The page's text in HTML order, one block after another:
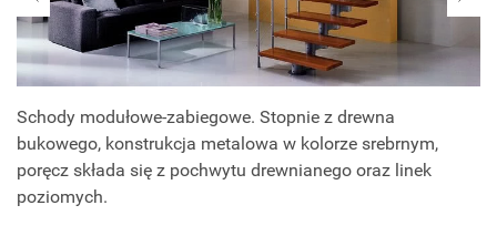
Schody modułowe-zabiegowe. Stopnie z drewna
bukowego, konstrukcja metalowa w kolorze srebrnym,
poręcz składa się z pochwytu drewnianego oraz linek
poziomych.